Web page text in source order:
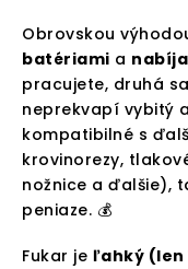
Obrovskou
batériami a
pracujete, druhá
neprekvapí vybitý
kompatibilné s
krovinorezy,
nožnice a ďalšie),
peniaze. 💰
Fukar je ľahký (len